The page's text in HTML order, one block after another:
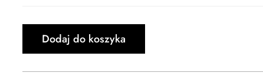
Dodaj do koszyka